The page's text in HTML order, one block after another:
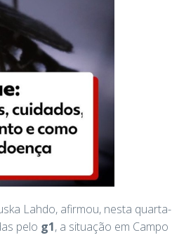
Lahdo, afirmou, nesta quarta-
pelo g1, a situação em Campo